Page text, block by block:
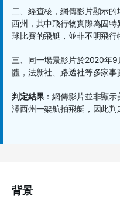
二、經查核，網傳影片顯示
西州，其中飛行物實際為固
球比賽的飛艇，並非不明飛行
三、同一場景影片於2020年
體，法新社、路透社等多家事
判定結果：網傳影片並非顯
澤西州一架航拍飛艇，因此判
背景